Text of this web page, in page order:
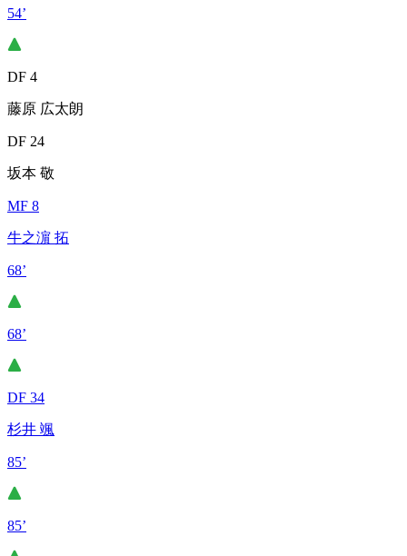
54’
DF 4
藤原 広太朗
DF 24
坂本 敬
MF 8
牛之濵 拓
68’
68’
DF 34
杉井 颯
85’
85’